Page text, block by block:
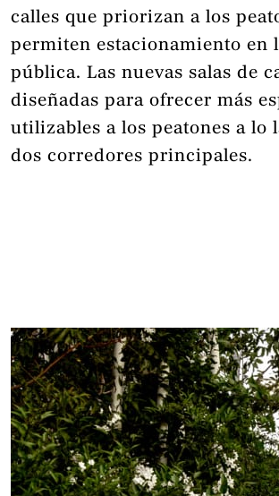
calles que priorizan a los
permiten estacionamiento en
pública. Las nuevas salas de
diseñadas para ofrecer más
utilizables a los peatones a lo
dos corredores principales.